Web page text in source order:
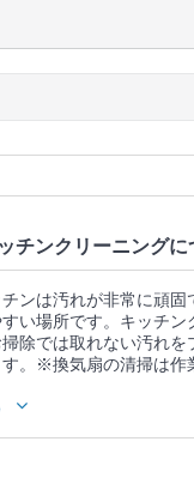
チンクリーニングに
ンは汚れが非常に頑固
い場所です。キッチン
除では取れない汚れを
。※換気扇の清掃は作
るキッチンクリーニン